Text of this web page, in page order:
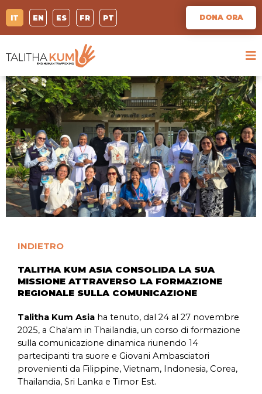
IT EN ES FR PT DONA ORA
INDIETRO
TALITHA KUM ASIA CONSOLIDA LA SUA
MISSIONE ATTRAVERSO LA FORMAZIONE
REGIONALE SULLA COMUNICAZIONE
Talitha Kum Asia ha tenuto, dal 24 al 27 novembre
2025, a Cha'am in Thailandia, un corso di formazione
sulla comunicazione dinamica riunendo 14
partecipanti tra suore e Giovani Ambasciatori
provenienti da Filippine, Vietnam, Indonesia, Corea,
Thailandia, Sri Lanka e Timor Est.